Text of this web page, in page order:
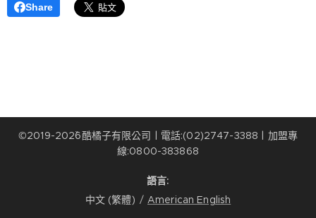
Share
©2019-202ˇ6酷橘子有限公司 | 電話:(02)2747-3388 | 加盟專
線:0800-383868
語言
中文 (繁體)
American English